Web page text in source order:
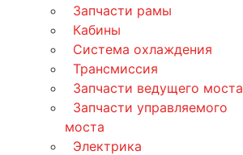
Запчасти рамы
Кабины
Система охлаждения
Трансмиссия
Запчасти ведущего моста
Запчасти управляемого
моста
Электрика